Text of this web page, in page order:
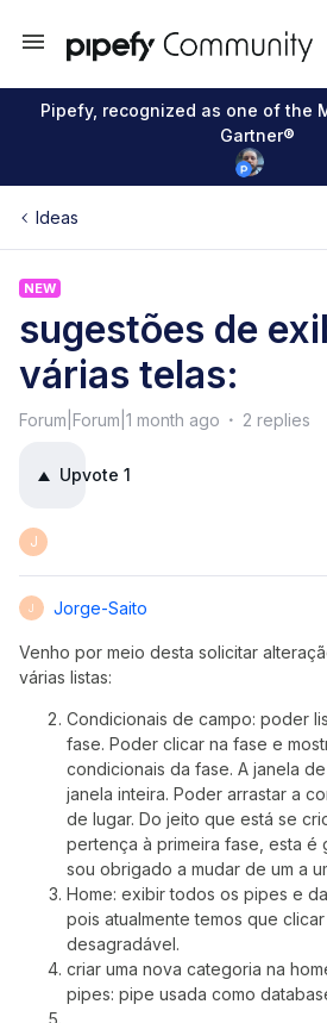
Pipefy, recognized as one of the
Gartner®
Ideas
NEW
sugestões de
várias telas:
Forum|Forum|1 month ago 2 replies
Upvote 1
J
J Jorge-Saito
Venho por meio desta solicitar
várias listas:
Condicionais de campo: poder
fase. Poder clicar na fase e
condicionais da fase. A janela
janela inteira. Poder arrastar a
de lugar. Do jeito que está se
pertença à primeira fase, esta é
sou obrigado a mudar de um a
Home: exibir todos os pipes e
pois atualmente temos que
desagradável.
criar uma nova categoria na
pipes: pipe usada como